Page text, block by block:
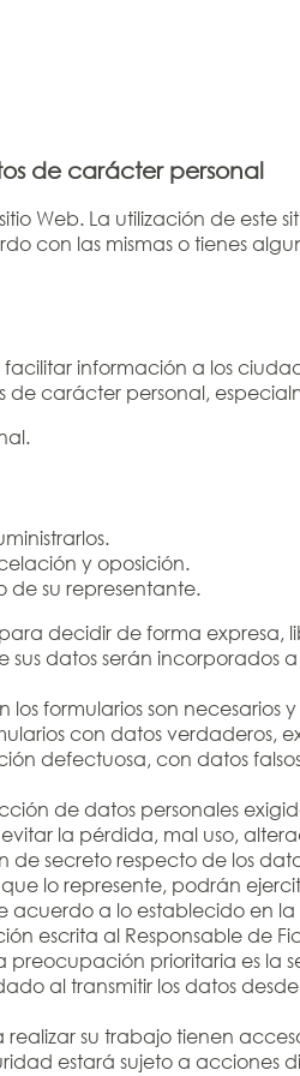
de carácter personal
Web. La utilización de este
con las mismas o tienes
información a los
carácter personal,
y oposición.
de su representante.
decidir de forma expresa,
sus datos serán
formularios son
con datos verdaderos,
defectuosa, con datos
de datos personales
la pérdida, mal uso,
secreto respecto de los
lo represente, podrán
a lo establecido en
escrita al Responsable de
preocupación prioritaria es la
al transmitir los datos
su trabajo tienen
estará sujeto a acciones